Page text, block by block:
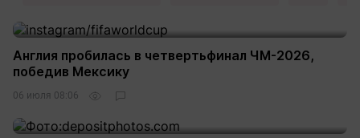
Англия пробилась в четвертьфинал ЧМ-2026,
победив Мексику
06 июля 08:06